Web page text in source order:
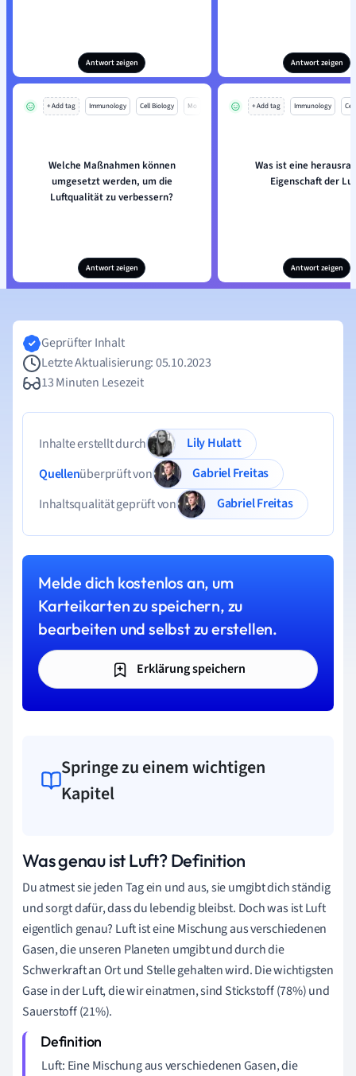
Antwort zeigen Antwort zeigen
+ Add tag Immunology Cell Biology Mo
Welche Maßnahmen können
umgesetzt werden, um die
Luftqualität zu verbessern?
Antwort zeigen
+ Add tag Immunology
Was ist eine
Eigenschaft der
Antwort zeigen
Geprüfter Inhalt
Letzte Aktualisierung: 05.10.2023
13 Minuten Lesezeit
Inhalte erstellt durch
Lily Hulatt
Quellenüberprüft von
Gabriel Freitas
Inhaltsqualität geprüft von
Gabriel Freitas
Melde dich kostenlos an, um
Karteikarten zu speichern, zu
bearbeiten und selbst zu erstellen.
Erklärung speichern
Springe zu einem wichtigen
Kapitel
Was genau ist Luft? Definition
Du atmest sie jeden Tag ein und aus, sie umgibt dich ständig
und sorgt dafür, dass du lebendig bleibst. Doch was ist Luft
eigentlich genau? Luft ist eine Mischung aus verschiedenen
Gasen, die unseren Planeten umgibt und durch die
Schwerkraft an Ort und Stelle gehalten wird. Die wichtigsten
Gase in der Luft, die wir einatmen, sind Stickstoff (78%) und
Sauerstoff (21%).
Luft: Eine Mischung aus verschiedenen Gasen, die